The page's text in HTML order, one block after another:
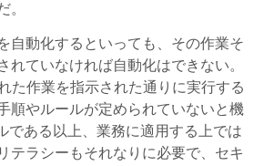
。
自動化するといっても、その作業そ
れていなければ自動化はできない。
た作業を指示された通りに実行する
順やルールが定められていないと機
である以上、業務に適用する上では
テラシーもそれなりに必要で、セキ